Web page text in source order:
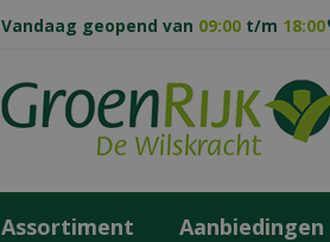
Vandaag geopend van 09:00 t/m 18:00
Assortiment Aanbiedingen